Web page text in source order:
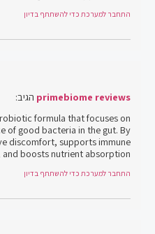
התחבר למערכת כדי להשתתף בדיון
primebiome reviews הגיב:
formula that focuses on
of good bacteria in the gut. By
discomfort, supports immune
boosts nutrient absorption.
התחבר למערכת כדי להשתתף בדיון